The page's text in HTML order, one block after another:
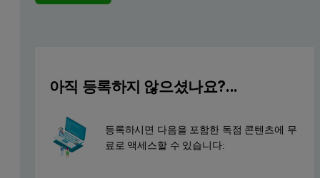
시차 주사 열량측정법(DSC)은 미세 열량측정법이고 네이
DSC 장비에는 생체 분자와 완충액, 완충액으로 채워진
은 열 안정성 지표이고 일반적으로 T
아직 등록하지 않으셨나요?...
등록하시면 다음을 포함한 독점 콘텐츠에 무
료로 액세스할 수 있습니다: